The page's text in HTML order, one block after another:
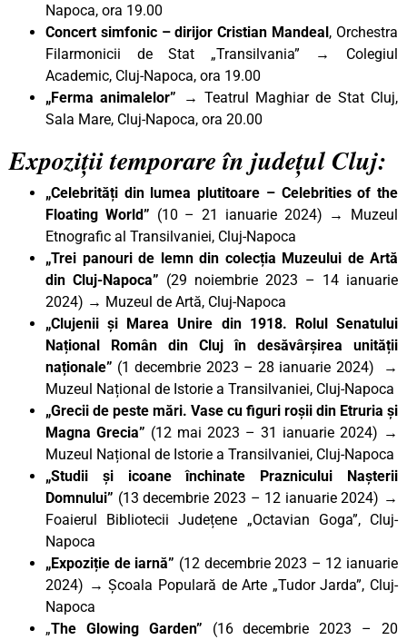
Napoca, ora 19.00
Concert simfonic – dirijor Cristian Mandeal, Orchestra
Filarmonicii de Stat „Transilvania” → Colegiul
Academic, Cluj-Napoca, ora 19.00
„Ferma animalelor” → Teatrul Maghiar de Stat Cluj,
Sala Mare, Cluj-Napoca, ora 20.00
Expoziții temporare în județul Cluj:
„Celebrități din lumea plutitoare – Celebrities of the
Floating World” (10 – 21 ianuarie 2024) → Muzeul
Etnografic al Transilvaniei, Cluj-Napoca
„Trei panouri de lemn din colecția Muzeului de Artă
din Cluj-Napoca” (29 noiembrie 2023 – 14 ianuarie
2024) → Muzeul de Artă, Cluj-Napoca
„Clujenii și Marea Unire din 1918. Rolul Senatului
Național Român din Cluj în desăvârșirea unității
naționale” (1 decembrie 2023 – 28 ianuarie 2024) →
Muzeul Național de Istorie a Transilvaniei, Cluj-Napoca
„Grecii de peste mări. Vase cu figuri roșii din Etruria și
Magna Grecia” (12 mai 2023 – 31 ianuarie 2024) →
Muzeul Național de Istorie a Transilvaniei, Cluj-Napoca
„Studii și icoane închinate Praznicului Nașterii
Domnului” (13 decembrie 2023 – 12 ianuarie 2024) →
Foaierul Bibliotecii Județene „Octavian Goga”, Cluj-
Napoca
„Expoziție de iarnă” (12 decembrie 2023 – 12 ianuarie
2024) → Școala Populară de Arte „Tudor Jarda”, Cluj-
Napoca
„The Glowing Garden” (16 decembrie 2023 – 20